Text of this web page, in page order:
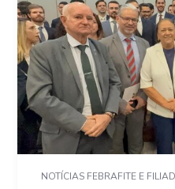
NOTÍCIAS FEBRAFITE E